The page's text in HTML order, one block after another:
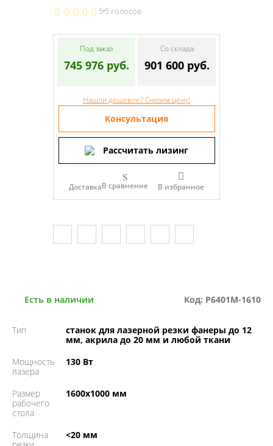
Есть в наличии Код: P6401M-1610
Тип
станок для лазерной резки фанеры до 12
мм, акрила до 20 мм и любой ткани
Мощность
лазера
130 Вт
Размер
рабочего
стола
1600х1000 мм
Толщина
<20 мм
5 5 голосов
Под заказ
745 976 руб.
Со склада
901 600 руб.
Нашли дешевле? Снизим цену!
Консультация
Рассчитать лизинг
ДоставкаВ сравнение